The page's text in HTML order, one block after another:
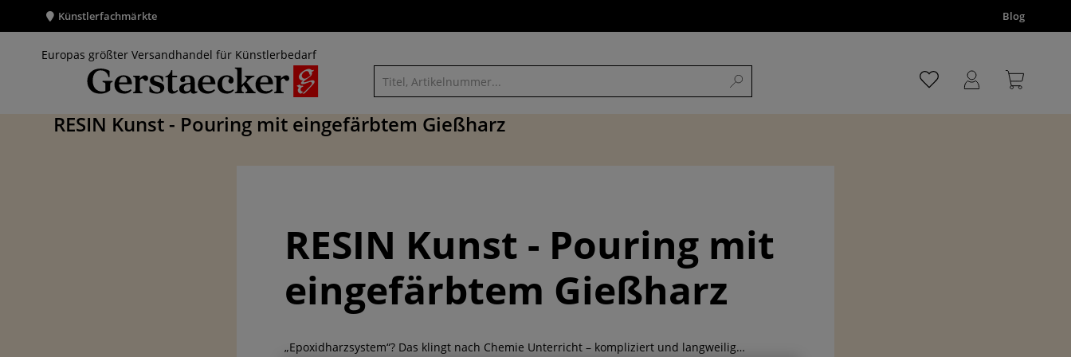
Künstlerfachmärkte Blog
Europas größter Versandhandel für Künstlerbedarf
RESIN Kunst - Pouring mit eingefärbtem Gießharz
RESIN Kunst - Pouring mit
eingefärbtem Gießharz
„Epoxidharzsystem“? Das klingt nach Chemie Unterricht – kompliziert und langweilig…